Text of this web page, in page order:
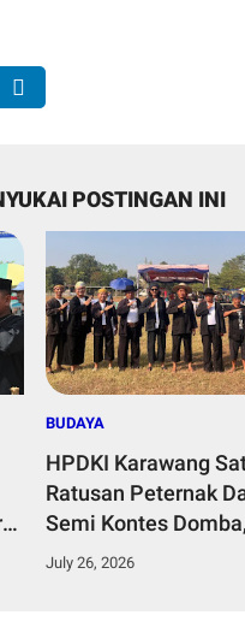
POSTINGAN INI
BUDAYA
HPDKI Karawang
Ratusan Peternak
Semi Kontes Domba,
Dorong Lahirnya Bibit
July 26, 2026